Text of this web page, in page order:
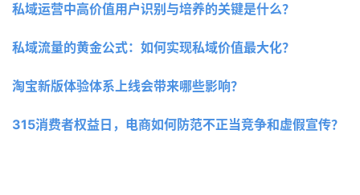
私域运营中高价值用户识别与培养的关键是什么？
私域流量的黄金公式：如何实现私域价值最大化？
淘宝新版体验体系上线会带来哪些影响？
315消费者权益日，电商如何防范不正当竞争和虚假宣传？